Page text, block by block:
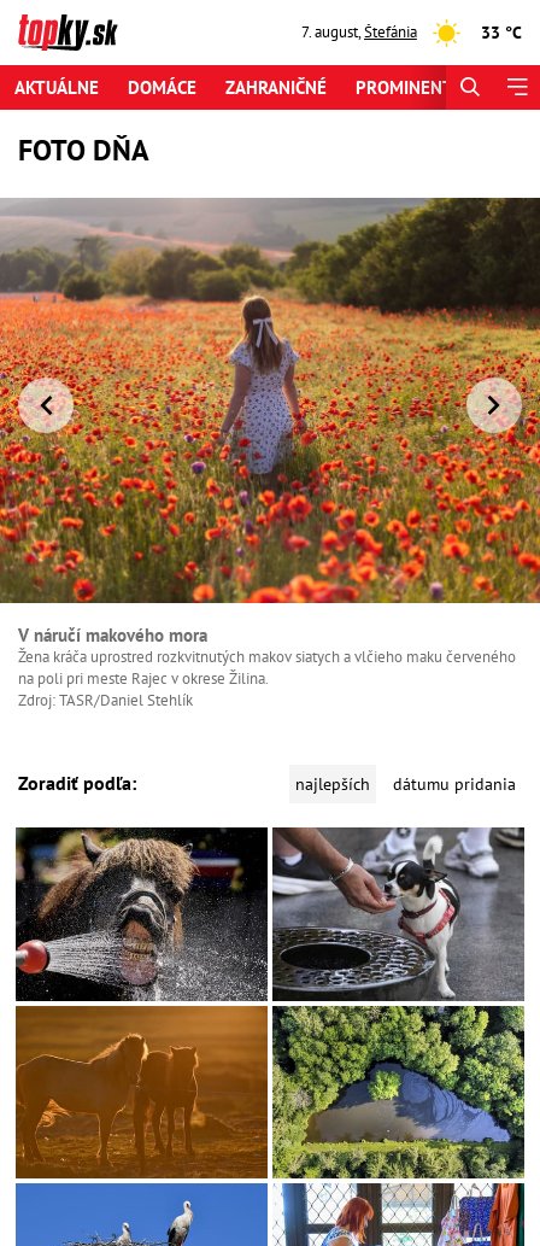
7. august,Štefánia 33 °C
AKTUÁLNE DOMÁCE ZAHRANIČNÉ PROMINENTI ŠPORT
FOTO DŇA
V náručí makového mora
Žena kráča uprostred rozkvitnutých makov siatych a vlčieho maku červeného
na poli pri meste Rajec v okrese Žilina.
Zdroj: TASR/Daniel Stehlík
Zoradiť podľa: najlepších dátumu pridania